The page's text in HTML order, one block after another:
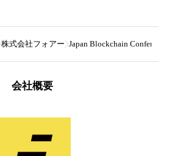
株式会社フォアー Japan Blockchain
会社概要